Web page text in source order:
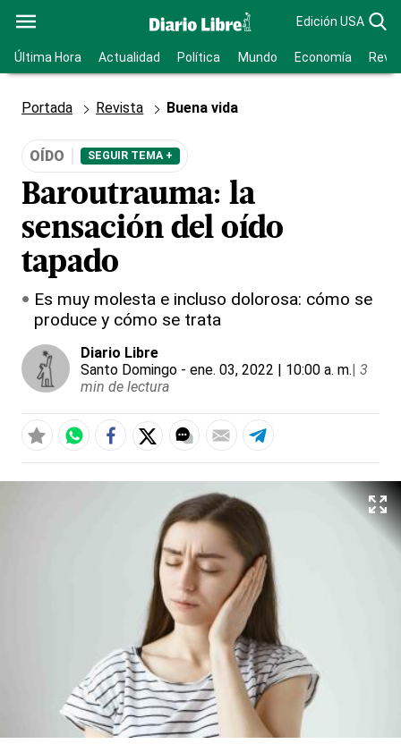
Edición USA
Última Hora Actualidad Política Mundo Economía
Portada Revista Buena vida
OÍDO SEGUIR TEMA +
Baroutrauma: la
sensación del oído
tapado
Es muy molesta e incluso dolorosa: cómo se
produce y cómo se trata
Diario Libre
Santo Domingo - ene. 03, 2022 | 10:00 a. m.| 3
min de lectura